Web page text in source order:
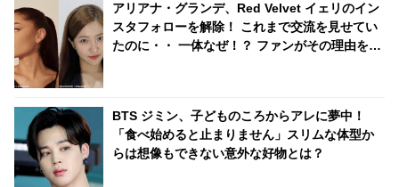
子がかわいすぎるとファンほっ
こり
アリアナ・グランデ、Red Velvet イェリのイン
スタフォローを解除！ これまで交流を見せてい
たのに・・ 一体なぜ！？ ファンがその理由を推
BTS ジミン、子どものころからアレに夢中！
「食べ始めると止まりません」スリムな体型か
らは想像もできない意外な好物とは？